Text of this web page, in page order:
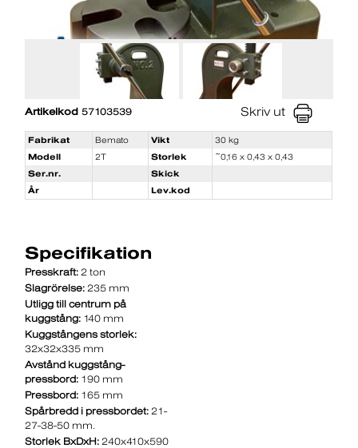
Artikelkod 57103539 Skriv ut
Fabrikat Bemato Vikt
30 kg
Modell
2T Storlek
~0,16 x 0,43 x 0,43
Ser.nr.
Skick
År
Lev.kod
Specifikation
Presskraft: 2 ton
Slagrörelse: 235 mm
Utligg till centrum på
kuggstång: 140 mm
Kuggstångens storlek:
32x32x335 mm
Avstånd kuggstång-
pressbord: 190 mm
Pressbord: 165 mm
Spårbredd i pressbordet: 21-
27-38-50 mm.
Storlek BxDxH: 240x410x590